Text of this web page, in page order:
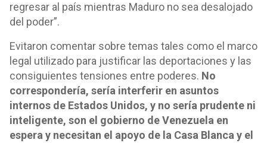
regresar al país mientras Maduro no sea desalojado
del poder”.
Evitaron comentar sobre temas tales como el marco
legal utilizado para justificar las deportaciones y las
consiguientes tensiones entre poderes. No
correspondería, sería interferir en asuntos
internos de Estados Unidos, y no sería prudente ni
inteligente, son el gobierno de Venezuela en
espera y necesitan el apoyo de la Casa Blanca y el